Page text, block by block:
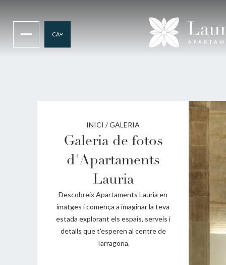
CA
INICI /GALERIA
Galeria de fotos
d'Apartaments
Lauria
Descobreix Apartaments Lauria en
imatges i comença a imaginar la teva
estada explorant els espais, serveis i
detalls que t'esperen al centre de
Tarragona.